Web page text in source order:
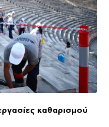
καθαρισμού